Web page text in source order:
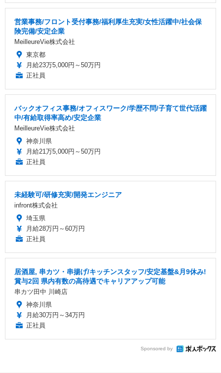
営業事務/フロント受付事務/福利厚生充実/女性活躍中/社会保
険完備/安定企業
MeilleureVie株式会社
東京都
月給23万5,000円～50万円
正社員
バックオフィス事務/オフィスワーク/学歴不問/子育て世代活躍
中/有給取得率高め/安定企業
MeilleureVie株式会社
神奈川県
月給21万5,000円～50万円
正社員
未経験可/研修充実/開発エンジニア
infront株式会社
埼玉県
月給28万円～60万円
正社員
居酒屋, 串カツ・串揚げ/キッチンスタッフ/安定基盤&月9休み!
賞与2回 県内有数の高待遇でキャリアアップ可能
串カツ田中 川崎店
神奈川県
月給30万円～34万円
正社員
Sponsored by